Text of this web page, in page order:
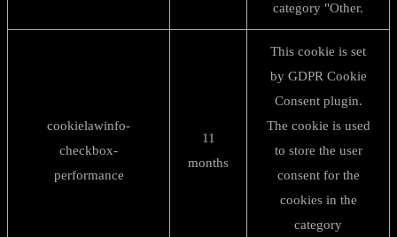
category "Other.
cookielawinfo-
checkbox-
performance
11
months
This cookie is set
by GDPR Cookie
Consent plugin.
The cookie is used
to store the user
consent for the
cookies in the
category